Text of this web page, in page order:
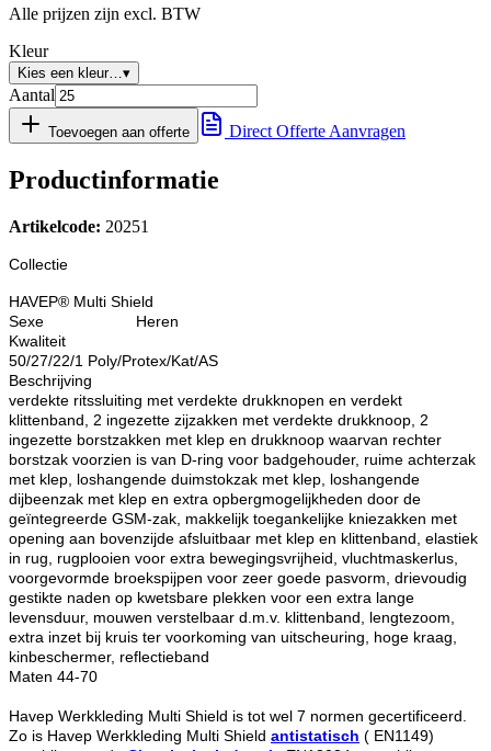
Alle prijzen zijn excl. BTW
Kleur
Kies een kleur… ▾
Aantal
Toevoegen aan offerte Direct Offerte Aanvragen
Productinformatie
Artikelcode: 20251
Collectie
HAVEP® Multi Shield
Sexe
Heren
Kwaliteit
50/27/22/1 Poly/Protex/Kat/AS
Beschrijving
verdekte ritssluiting met verdekte drukknopen en verdekt
klittenband, 2 ingezette zijzakken met verdekte drukknoop, 2
ingezette borstzakken met klep en drukknoop waarvan rechter
borstzak voorzien is van D-ring voor badgehouder, ruime achterzak
met klep, loshangende duimstokzak met klep, loshangende
dijbeenzak met klep en extra opbergmogelijkheden door de
geïntegreerde GSM-zak, makkelijk toegankelijke kniezakken met
opening aan bovenzijde afsluitbaar met klep en klittenband, elastiek
in rug, rugplooien voor extra bewegingsvrijheid, vluchtmaskerlus,
voorgevormde broekspijpen voor zeer goede pasvorm, drievoudig
gestikte naden op kwetsbare plekken voor een extra lange
levensduur, mouwen verstelbaar d.m.v. klittenband, lengtezoom,
extra inzet bij kruis ter voorkoming van uitscheuring, hoge kraag,
kinbeschermer, reflectieband
Maten 44-70
Havep Werkkleding Multi Shield is tot wel 7 normen gecertificeerd.
Zo is Havep Werkkleding Multi Shield antistatisch ( EN1149)